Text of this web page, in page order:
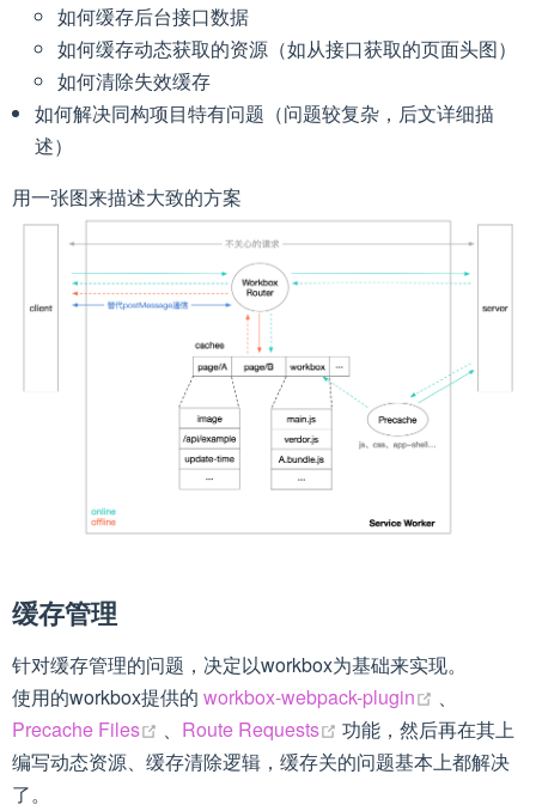
如何缓存后台接口数据
如何缓存动态获取的资源（如从接口获取的页面头图）
如何清除失效缓存
如何解决同构项目特有问题（问题较复杂，后文详细描
述）
用一张图来描述大致的方案
缓存管理
针对缓存管理的问题，决定以workbox为基础来实现。
使用的workbox提供的 workbox-webpack-plugin
、
Precache Files
(opens new window)
、 Route Requests (opens new window)
功能，然后再在其上
编写动态资源、缓存清除逻辑，缓存关的问题基本上都解决
了。